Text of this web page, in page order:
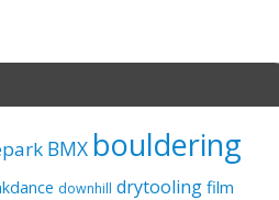
BMX bouldering
downhill drytooling film